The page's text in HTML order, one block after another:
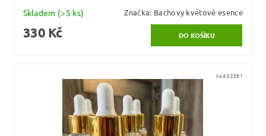
Skladem (>5 ks) Značka: Bachovy květové esence
330 Kč
Kód:32361